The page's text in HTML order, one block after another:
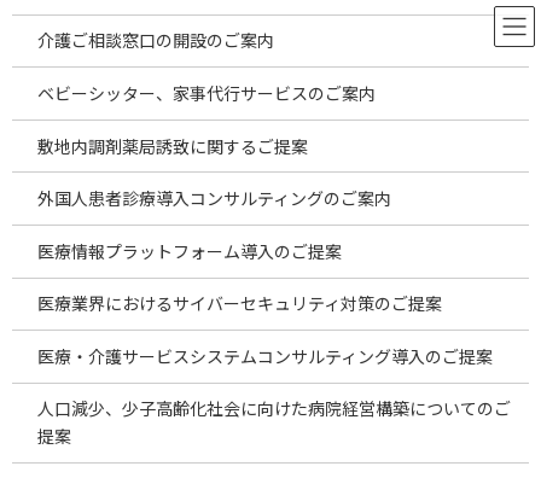
コ
プ
ナ
動
海外投資案件のご案内
HOME お役立ち情報 レポート 海外投資案件のご案内
介護ご相談窓口の開設のご案内
ベビーシッター、家事代行サービスのご案内
敷地内調剤薬局誘致に関するご提案
外国人患者診療導入コンサルティングのご案内
医療情報プラットフォーム導入のご提案
医療業界におけるサイバーセキュリティ対策のご提案
医療・介護サービスシステムコンサルティング導入のご提案
人口減少、少子高齢化社会に向けた病院経営構築についてのご
提案